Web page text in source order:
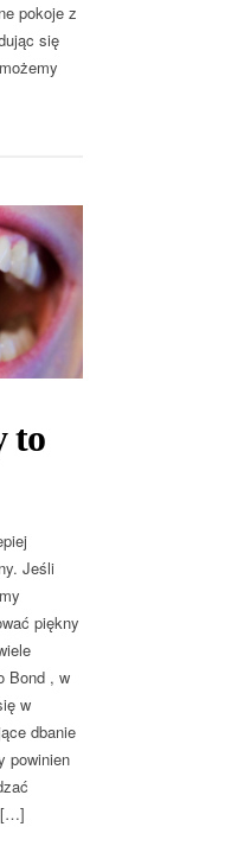
pokoje z
się
to
Jeśli
piękny
Bond , w
w
dbanie
powinien
[…]